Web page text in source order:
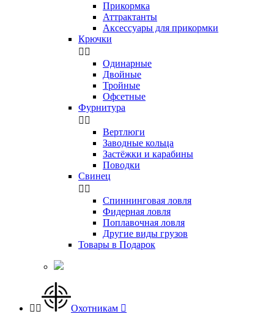
Прикормка
Аттрактанты
Аксессуары для прикормки
Крючки
 
Одинарные
Двойные
Тройные
Офсетные
Фурнитура
 
Вертлюги
Заводные кольца
Застёжки и карабины
Поводки
Свинец
 
Спиннинговая ловля
Фидерная ловля
Поплавочная ловля
Другие виды грузов
Товары в Подарок
  Охотникам 